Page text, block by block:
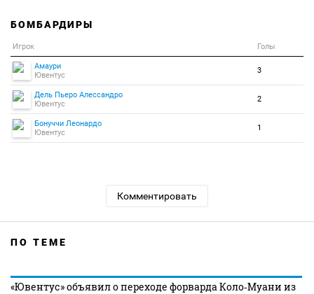
БОМБАРДИРЫ
Игрок Голы
Амаури
Ювентус
3
Дель Пьеро Алессандро
Ювентус
2
Бонуччи Леонардо
Ювентус
1
Комментировать
ПО ТЕМЕ
«Ювентус» объявил о переходе форварда Коло‑Муани из